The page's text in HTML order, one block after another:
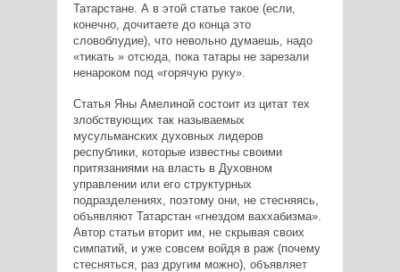
Татарстане. А в этой статье такое (если,
конечно, дочитаете до конца это
словоблудие), что невольно думаешь, надо
«тикать » отсюда, пока татары не зарезали
ненароком под «горячую руку».
Статья Яны Амелиной состоит из цитат тех
злобствующих так называемых
мусульманских духовных лидеров
республики, которые известны своими
притязаниями на власть в Духовном
управлении или его структурных
подразделениях, поэтому они, не стесняясь,
объявляют Татарстан «гнездом ваххабизма».
Автор статьи вторит им, не скрывая своих
симпатий, и уже совсем войдя в раж (почему
стесняться, раз другим можно), объявляет